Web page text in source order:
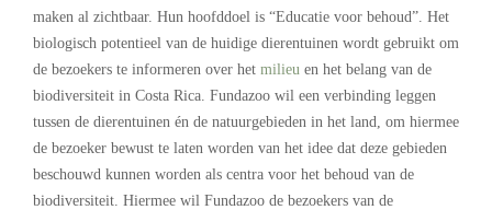
maken al zichtbaar. Hun hoofddoel is “Educatie voor behoud”. Het
biologisch potentieel van de huidige dierentuinen wordt gebruikt om
de bezoekers te informeren over het milieu en het belang van de
biodiversiteit in Costa Rica. Fundazoo wil een verbinding leggen
tussen de dierentuinen én de natuurgebieden in het land, om hiermee
de bezoeker bewust te laten worden van het idee dat deze gebieden
beschouwd kunnen worden als centra voor het behoud van de
biodiversiteit. Hiermee wil Fundazoo de bezoekers van de